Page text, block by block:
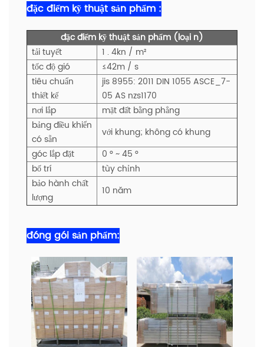
đặc điểm kỹ thuật sản phẩm :
đặc điểm kỹ thuật sản phẩm (loại n)
tải tuyết
1 . 4kn / m²
tốc độ gió
≤42m / s
tiêu chuẩn
thiết kế
jis 8955: 2011 DIN 1055 ASCE_7-
05 AS nzs1170
nơi lắp
mặt đất bằng phẳng
bảng điều khiển
có sẵn
với khung; không có khung
góc lắp đặt
0 ° ~ 45 °
bố trí
tùy chỉnh
bảo hành chất
lượng
10 năm
đóng gói sản phẩm: